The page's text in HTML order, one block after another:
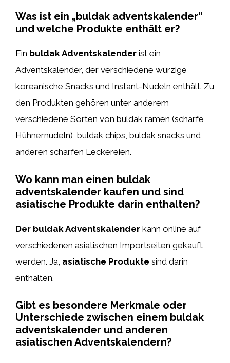
Was ist ein „buldak adventskalender“
und welche Produkte enthält er?
Ein buldak Adventskalender ist ein
Adventskalender, der verschiedene würzige
koreanische Snacks und Instant-Nudeln enthält. Zu
den Produkten gehören unter anderem
verschiedene Sorten von buldak ramen (scharfe
Hühnernudeln), buldak chips, buldak snacks und
anderen scharfen Leckereien.
Wo kann man einen buldak
adventskalender kaufen und sind
asiatische Produkte darin enthalten?
Der buldak Adventskalender kann online auf
verschiedenen asiatischen Importseiten gekauft
werden. Ja, asiatische Produkte sind darin
enthalten.
Gibt es besondere Merkmale oder
Unterschiede zwischen einem buldak
adventskalender und anderen
asiatischen Adventskalendern?